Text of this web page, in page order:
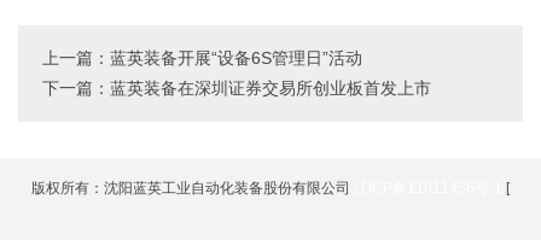
上一篇：蓝英装备开展“设备6S管理日”活动
下一篇：蓝英装备在深圳证券交易所创业板首发上市
版权所有：沈阳蓝英工业自动化装备股份有限公司 [